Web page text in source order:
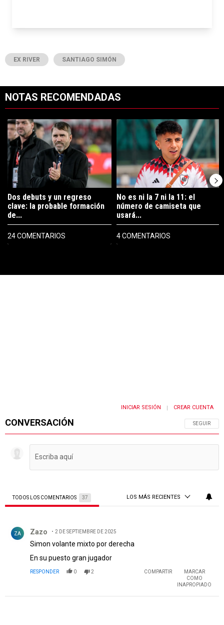
EX RIVER SANTIAGO SIMÓN
NOTAS RECOMENDADAS
Un artículo de tendencia con el título "Dos debuts y un regreso
Dos debuts y un regreso
clave: la probable formación
de...
24 COMENTARIOS
Un artículo de tendencia con el
No es ni la 7 ni la 11: el
número de camiseta que
usará...
4 COMENTARIOS
CONVERSACIÓN SIGA ESTA
SEGUIR
INICIAR SESIÓN | CREAR CUENTA
TODOS LOS COMENTARIOS 37 LOS MÁS RECIENTES
ZA Zazo 2 DE SEPTIEMBRE DE 2025
Simon volante mixto por derecha
En su puesto gran jugador
RESPONDER 0 2 COMPARTIR
MARCAR
COMO
INAPROPIADO